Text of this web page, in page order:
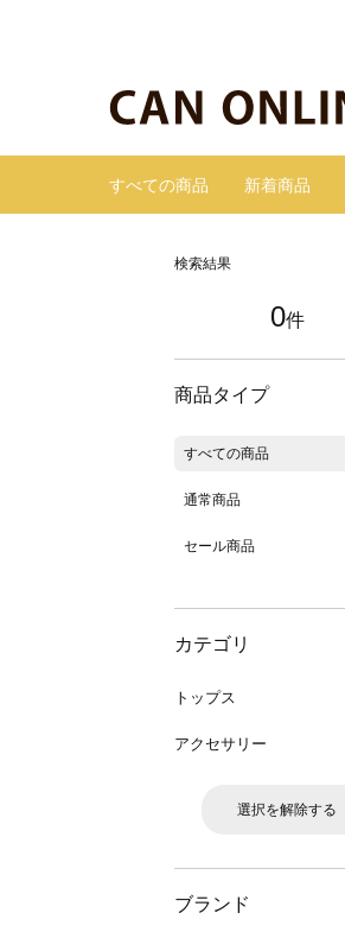
すべての商品 新着商品
検索結果
0件
商品タイプ
すべての商品
通常商品
セール商品
カテゴリ
トップス
アクセサリー
選択を解除する
ブランド